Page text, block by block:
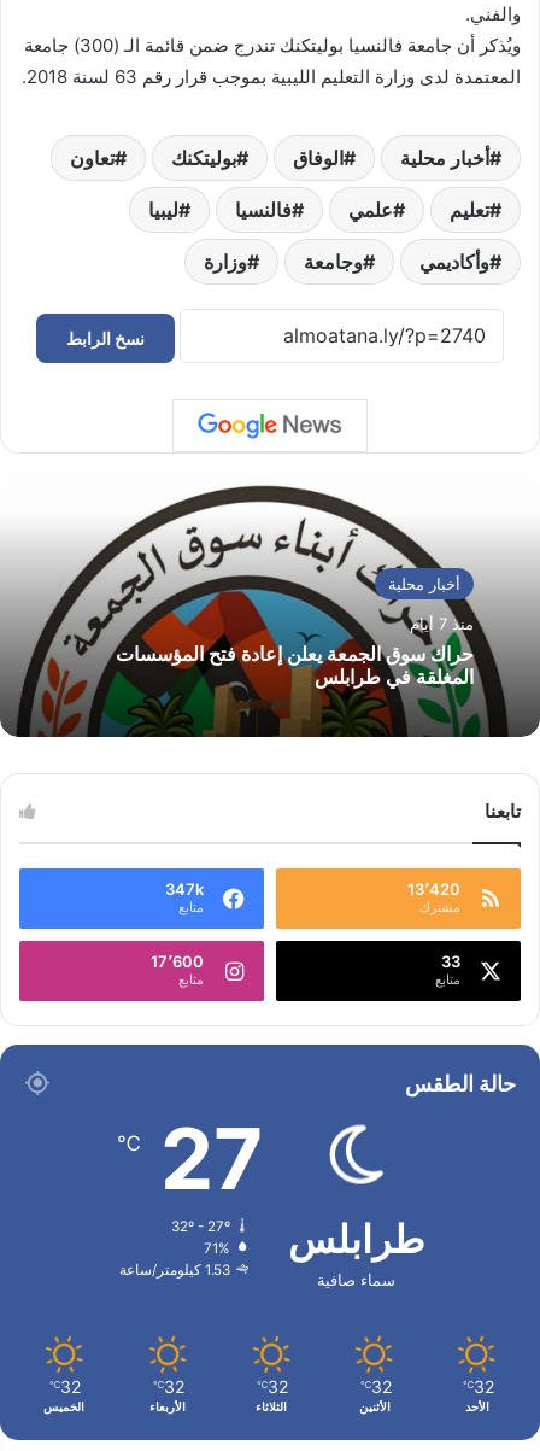
والفني.
ويُذكر أن جامعة فالنسيا بوليتكنك تندرج ضمن قائمة الـ (300) جامعة
المعتمدة لدى وزارة التعليم الليبية بموجب قرار رقم 63 لسنة 2018.
أخبار محلية الوفاق بوليتكنك تعاون
تعليم علمي فالنسيا ليبيا
وأكاديمي وجامعة وزارة
نسخ الرابط
أخبار محلية
منذ 7 أيام
حراك سوق الجمعة يعلن إعادة فتح المؤسسات
المغلقة في طرابلس
تابعنا
13٬420
مشترك
347k
متابع
33
متابع
17٬600
متابع
حالة الطقس
طرابلس
سماء صافية
27
℃
32º - 27º
71%
1.53 كيلومتر/ساعة
32
℃
الأحد
32
℃
الأثنين
32
℃
الثلاثاء
32
℃
الأربعاء
32
℃
الخميس